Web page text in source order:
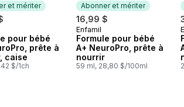
et mériter
et mériter
pour bébé
prête à
caise
$/1ch
Abonner et mériter
16,99 $
Abonner et mériter
Enfamil
Formule pour bébé
A+ NeuroPro, prête à
nourrir
59 ml, 28,80 $/100ml